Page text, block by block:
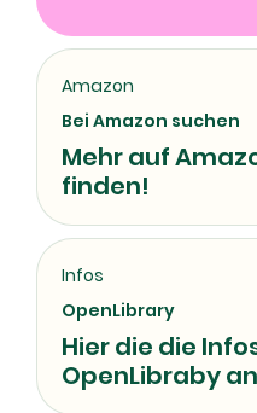
Amazon
Bei Amazon suchen
Mehr auf
finden!
Infos
OpenLibrary
Hier die die
OpenLibraby